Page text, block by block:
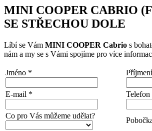
MINI COOPER CABRIO
SE STŘECHOU DOLE
Líbí se Vám MINI COOPER Cabrio s
nám a my se s Vámi spojíme pro více
Jméno *
E-mail * Telefon
Co pro Vás můžeme udělat?